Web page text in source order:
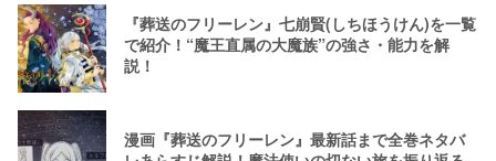
『葬送のフリーレン』七崩賢(しちほうけん)を一覧
で紹介！“魔王直属の大魔族”の強さ・能力を解
説！
漫画『葬送のフリーレン』最新話まで全巻ネタバ